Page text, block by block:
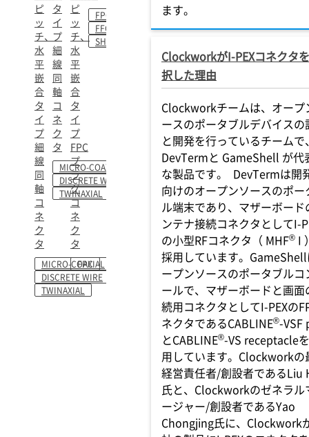
ピ
ッ
チ、
水
平
嵌
合
タ
イ
プ
細
線
同
軸
コ
ネ
ク
タ
MICRO-COAXIAL
DISCRETE WIRE
TWINAXIAL
タ
イ
プ
細
線
同
軸
コ
ネ
ク
タ
MICRO-COAXIAL
DISCRETE WIRE
TWINAXIAL
ピ
ッ
チ、
水
平
嵌
合
タ
イ
プ
FPC
プ
ラ
グ
コ
ネ
ク
タ
FPC
FPC
FFC
SHIELD FFC
ます。
ClockworkがI-PEXコネクタ
択した理由
Clockworkチームは、オープ
ースのポータブルデバイスの
と開発を行っているチームで
DevTermと GameShell が代
な製品です。 DevTermは開
向けのオープンソースのポー
ル端末であり、マザーボード
ンテナ接続コネクタとしてI-
の小型RFコネクタ（ MHF® I
採用しています。
ープンソースのポータブルコ
ールで、マザーボードと画面
続用コネクタとしてI-PEXの
ネクタであるCABLINE®-VSF
とCABLINE®-VS receptacle
用しています。Clockworkの
経営責任者/創設者であるLiu
氏と、Clockworkのゼネラル
ージャー/創設者であるYao
Chongjing氏に、Clockwork